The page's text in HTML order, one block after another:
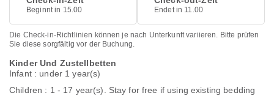
Beginnt in 15.00 Endet in 11.00
Die Check-in-Richtlinien können je nach Unterkunft variieren. Bitte prüfen
Sie diese sorgfältig vor der Buchung.
Kinder Und Zustellbetten
Infant : under 1 year(s)
Children : 1 - 17 year(s). Stay for free if using existing bedding